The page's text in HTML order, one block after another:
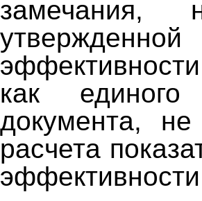
замечания,
как единого
документа, не
расчета